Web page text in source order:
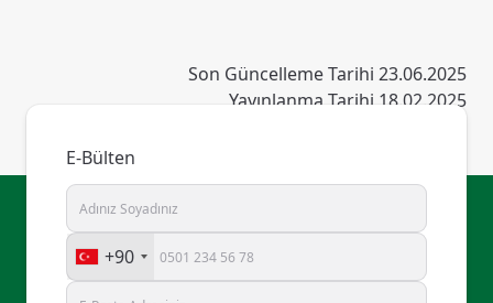
Son Güncelleme Tarihi 23.06.2025
Yayınlanma Tarihi 18.02.2025
E-Bülten
+90